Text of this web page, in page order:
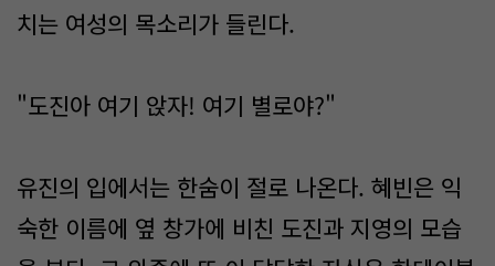
치는 여성의 목소리가 들린다.
"도진아 여기 앉자! 여기 별로야?"
유진의 입에서는 한숨이 절로 나온다. 혜빈은 익
숙한 이름에 옆 창가에 비친 도진과 지영의 모습